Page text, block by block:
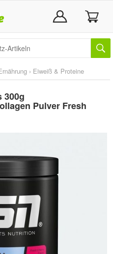
› Eiweiß & Proteine
300g
Pulver Fresh